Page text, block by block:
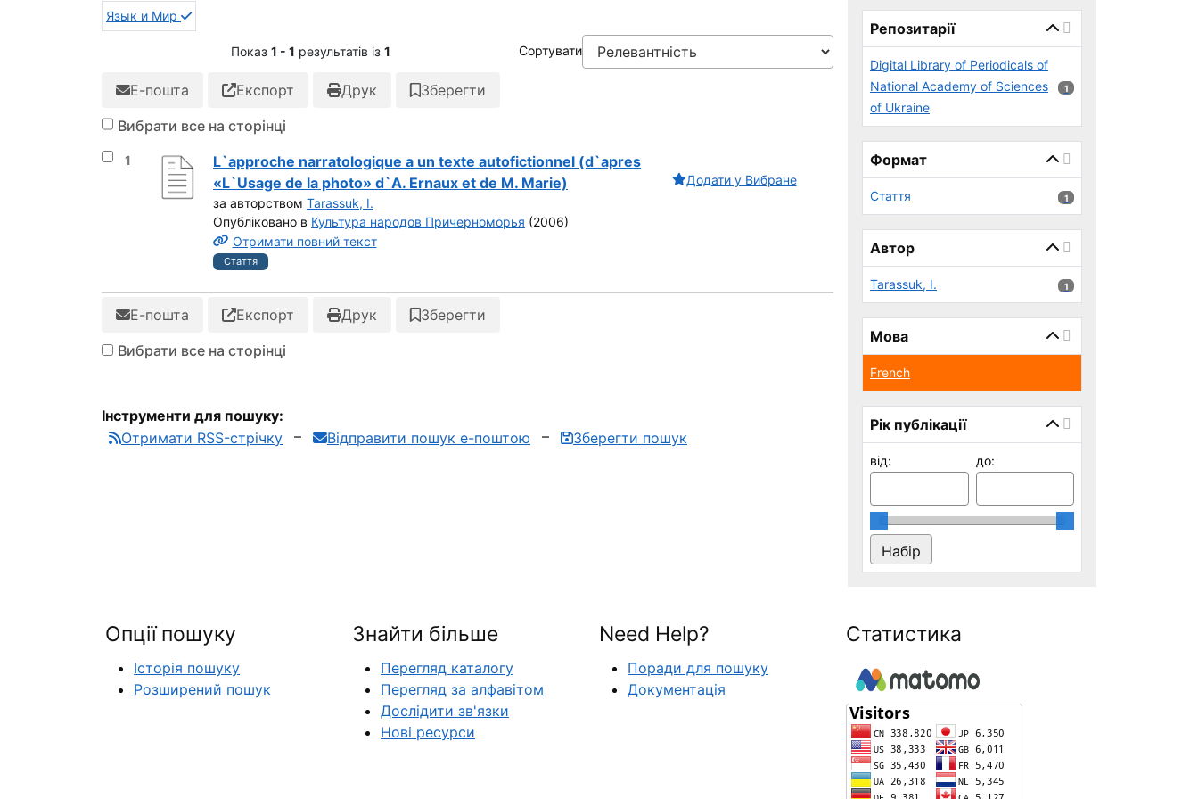
Язык и Мир
Показ 1 - 1 результатів із 1 Сортувати
Е-пошта Експорт Друк
Зберегти
Вибрати все на сторінці
Вибрати результат під номером 1
1
L`approche narratologique a un texte autofictionnel (d`apres
«L`Usage de la photo» d`A. Ernaux et de M. Marie)
за авторством Tarassuk, I.
Опубліковано в Культура народов Причерноморья (2006)
Отримати повний текст
Стаття
Додати у Вибране
Е-пошта Експорт Друк
Зберегти
Вибрати все на сторінці
Інструменти для пошуку:
Отримати RSS-стрічку
Відправити пошук е-поштою Зберегти пошук
Репозитарії
Digital Library of Periodicals of
National Academy of Sciences
of Ukraine
1 результатів
1
Формат
Стаття 1 результатів
1
Автор
Tarassuk, I. 1 результатів
1
Мова
French
Рік публікації
від: до:
Опції пошуку
Історія пошуку
Розширений пошук
Знайти більше
Перегляд каталогу
Перегляд за алфавітом
Дослідити зв'язки
Нові ресурси
Need Help?
Поради для пошуку
Документація
Статистика